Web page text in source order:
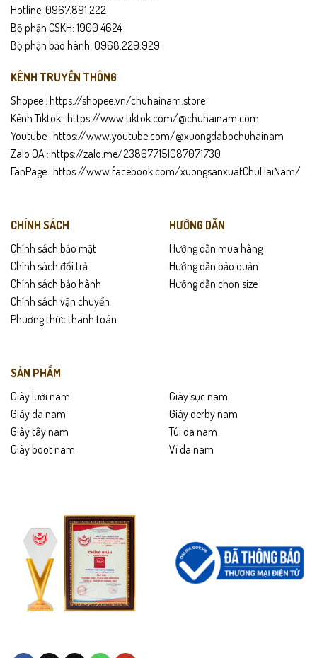
Hotline: 0967.891.222
Bộ phận CSKH: 1900 4624
Bộ phận bảo hành: 0968.229.929
KÊNH TRUYỀN THÔNG
Shopee : https://shopee.vn/chuhainam.store
Kênh Tiktok : https://www.tiktok.com/@chuhainam.com
Youtube : https://www.youtube.com/@xuongdabochuhainam
Zalo OA : https://zalo.me/238677151087071730
FanPage : https://www.facebook.com/xuongsanxuatChuHaiNam/
CHÍNH SÁCH
Chính sách bảo mật
Chính sách đổi trả
Chính sách bảo hành
Chính sách vận chuyển
Phương thức thanh toán
HƯỚNG DẪN
Hướng dẫn mua hàng
Hướng dẫn bảo quản
Hướng dẫn chọn size
SẢN PHẨM
Giày lười nam
Giày da nam
Giày tây nam
Giày boot nam
Giày sục nam
Giày derby nam
Túi da nam
Ví da nam